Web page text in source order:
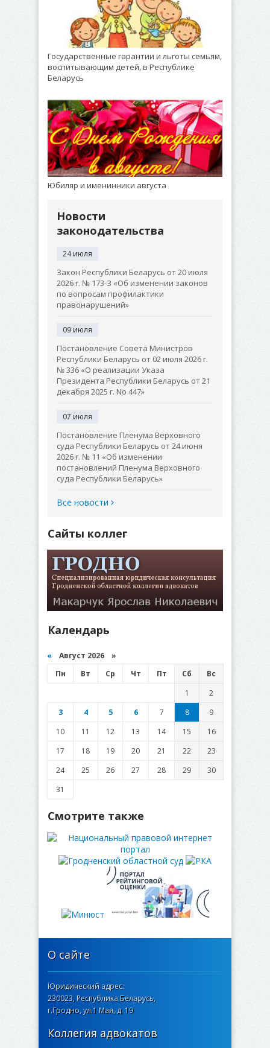
Государственные гарантии и льготы семьям,
воспитывающим детей, в Республике
Беларусь
Юбиляр и именинники августа
Новости
законодательства
24 июля
Закон Республики Беларусь от 20 июля
2026 г. № 173-З «Об изменении законов
по вопросам профилактики
правонарушений»
09 июля
Постановление Совета Министров
Республики Беларусь от 02 июля 2026 г.
№ 336 «О реализации Указа
Президента Республики Беларусь от 21
декабря 2025 г. No 447»
07 июля
Постановление Пленума Верховного
суда Республики Беларусь от 24 июня
2026 г. № 11 «Об изменении
постановлений Пленума Верховного
суда Республики Беларусь»
Все новости
Сайты коллег
Календарь
« Август 2026 »
Пн
Вт Ср Чт Пт Сб
Вс
1
2
3
4 5 6 7 8
9
10
11 12 13 14 15
16
17
18 19 20 21 22
23
24
25 26 27 28 29
30
31
Смотрите также
О сайте
Юридический адрес:
230023, Республика Беларусь,
г.Гродно, ул.1 Мая, д. 19
Коллегия адвокатов